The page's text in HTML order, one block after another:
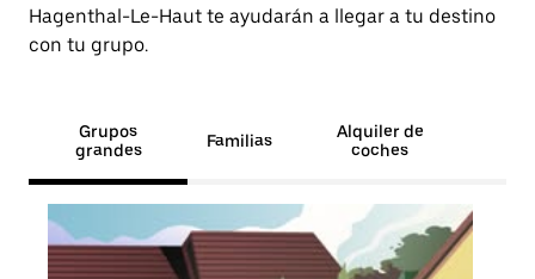
Hagenthal-Le-Haut te ayudarán a llegar a tu destino
con tu grupo.
Grupos
grandes
Familias
Alquiler de
coches